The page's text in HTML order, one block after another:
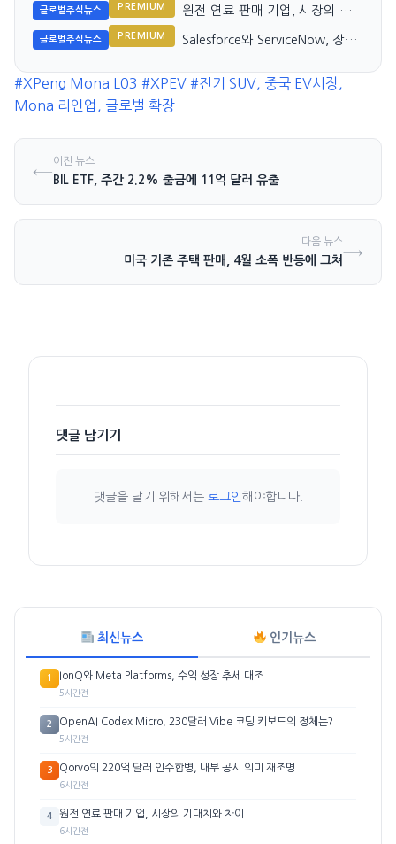
글로벌주식뉴스 PREMIUM
원전 연료 판매 기업, 시장의 기
글로벌주식뉴스 PREMIUM
Salesforce와 ServiceNow, 장기
#XPeng Mona L03 #XPEV #전기 SUV, 중국 EV시장,
Mona 라인업, 글로벌 확장
←이전 뉴스
BIL ETF, 주간 2.2% 출금에 11억 달러 유출
다음 뉴스
미국 기존 주택 판매, 4월 소폭 반등에 그쳐 →
댓글 남기기
댓글을 달기 위해서는 로그인해야합니다.
최신뉴스 인기뉴스
1 IonQ와 Meta Platforms, 수익 성장 추세 대조
5시간전
2 OpenAI Codex Micro, 230달러 Vibe 코딩 키보드의 정체는?
5시간전
3 Qorvo의 220억 달러 인수합병, 내부 공시 의미 재조명
6시간전
4 원전 연료 판매 기업, 시장의 기대치와 차이
6시간전